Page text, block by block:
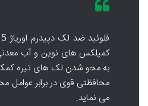
کمپلکس های نوین و آب معدنی
به محو شدن لک های تیره
محافظتی قوی در برابر عوامل
می نماید.